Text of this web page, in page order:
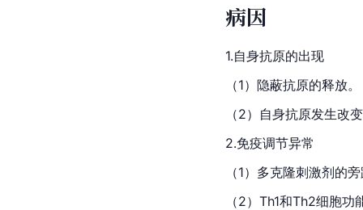
病因
1.自身抗原的出现
（1）隐蔽抗原的释放。
（2）自身抗原发生改
2.免疫调节异常
（1）多克隆刺激剂的
（2）Th1和Th2细胞功